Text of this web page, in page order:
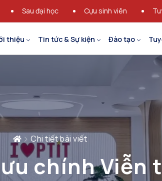
Sau đại học Cựu sinh viên
thiệu Tin tức & Sự kiện Đào tạo
Chi tiết bài viết
chính